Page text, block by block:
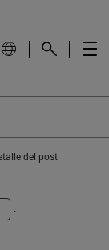
del post
.